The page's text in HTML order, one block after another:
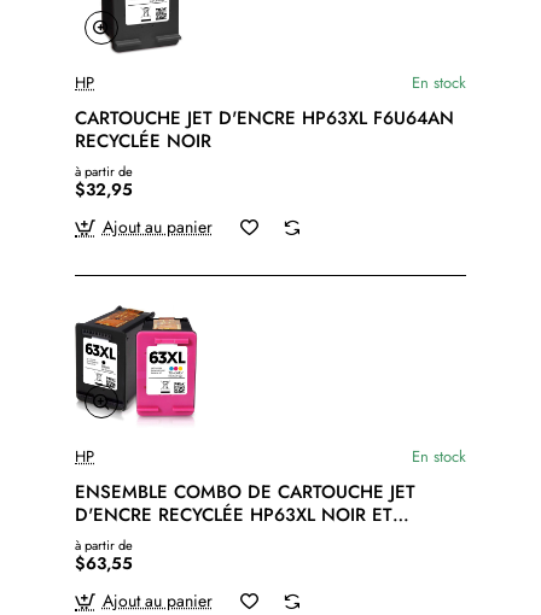
HP En stock
CARTOUCHE JET D'ENCRE HP63XL F6U64AN
RECYCLÉE NOIR
à partir de
$32,95
Ajout au panier
HP En stock
ENSEMBLE COMBO DE CARTOUCHE JET
D'ENCRE RECYCLÉE HP63XL NOIR ET
COULEUR
à partir de
$63,55
Ajout au panier